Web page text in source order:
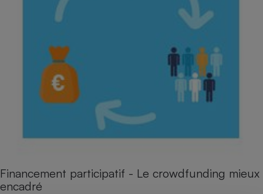
Financement participatif - Le crowdfunding mieux
encadré